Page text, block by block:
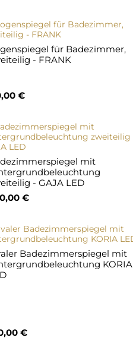
für Badezimmer,
- FRANK
€
mit
- GAJA LED
€
Badezimmerspiegel mit
KORIA
€